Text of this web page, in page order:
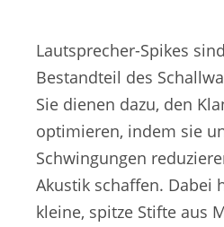
Lautsprecher-Spikes
Bestandteil des
Sie dienen dazu, den
optimieren, indem sie
Schwingungen
Akustik schaffen. Dabei
kleine, spitze Stifte aus